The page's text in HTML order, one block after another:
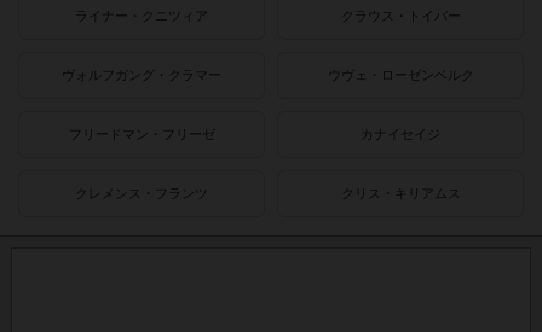
ライナー・クニツィア クラウス・トイバー
ヴォルフガング・クラマー ウヴェ・ローゼンベルク
フリードマン・フリーゼ カナイセイジ
クレメンス・フランツ クリス・キリアムス